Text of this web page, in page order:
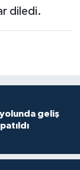
diledi.
geliş